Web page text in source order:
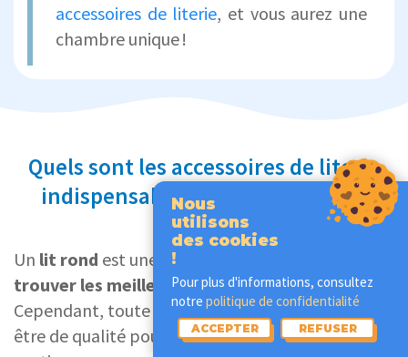
accessoires de literie, et vous aurez une
chambre unique !
Quels sont les accessoires de literie
indispensables pour un lit rond ?
Un lit rond est une très bonne initiative pour
trouver les meilleures positions de sommeil.
Cependant, toute votre literie doit également
être de qualité pour davantage de confort et de
Nous
utilisons
des cookies
!
Pour plus d'informations, consultez
notre politique de confidentialité
ACCEPTER REFUSER